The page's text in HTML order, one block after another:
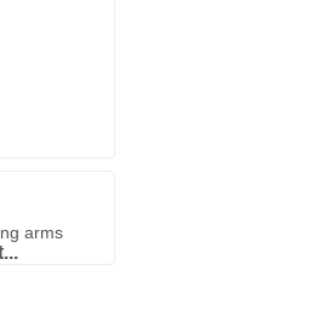
arms